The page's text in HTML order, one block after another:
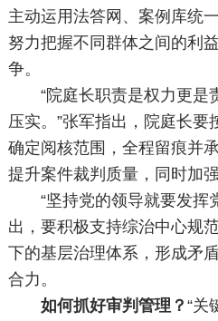
主动运用法答网、案例库统
努力把握不同群体之间的利
争。
“院庭长职责是权力更是
压实。”张军指出，院庭长
确定阅核范围，全程留痕并
提升案件裁判质量，同时加强
“坚持党的领导就要发挥
出，要积极支持综治中心规
下的基层治理体系，形成矛
合力。
如何抓好审判管理？ “关